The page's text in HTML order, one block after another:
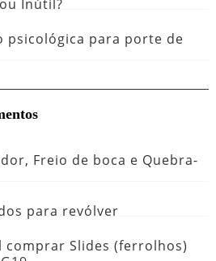
Inútil?
psicológica para porte de
Freio de boca e Quebra-
para revólver
comprar Slides (ferrolhos)